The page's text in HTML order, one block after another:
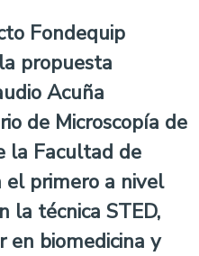
Fondequip
propuesta
Acuña
de Microscopía de
la Facultad de
el primero a nivel
la técnica STED,
en biomedicina y